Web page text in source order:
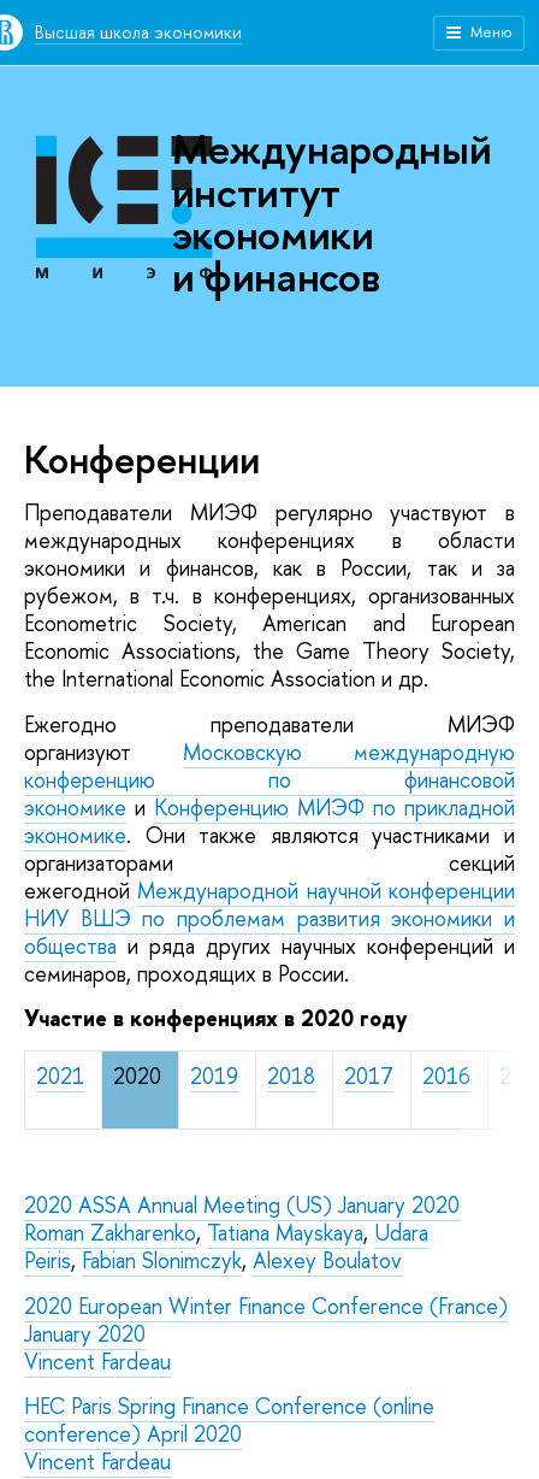
Высшая школа экономики Меню
Международный
институт
экономики
и финансов
Конференции
Преподаватели МИЭФ регулярно участвуют в
международных конференциях в области
экономики и финансов, как в России, так и за
рубежом, в т.ч. в конференциях, организованных
Econometric Society, American and European
Economic Associations, the Game Theory Society,
the International Economic Association и др.
Ежегодно преподаватели МИЭФ
организуют Московскую международную
конференцию по финансовой
экономике и Конференцию МИЭФ по прикладной
экономике. Они также являются участниками и
организаторами секций
ежегодной Международной научной конференции
НИУ ВШЭ по проблемам развития экономики и
общества и ряда других научных конференций и
семинаров, проходящих в России.
Участие в конференциях в 2020 году
2021
2020 2019 2018 2017 2016
2020 ASSA Annual Meeting (US) January 2020
Roman Zakharenko, Tatiana Mayskaya, Udara
Peiris, Fabian Slonimczyk, Alexey Boulatov
2020 European Winter Finance Conference (France)
January 2020
Vincent Fardeau
HEC Paris Spring Finance Conference (online
conference) April 2020
Vincent Fardeau